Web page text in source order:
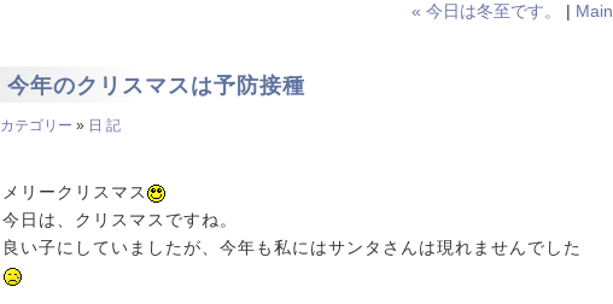
« 今日は冬至です。 | Main
今年のクリスマスは予防接種
カテゴリー » 日 記
メリークリスマス
今日は、クリスマスですね。
良い子にしていましたが、今年も私にはサンタさんは現れませんでした